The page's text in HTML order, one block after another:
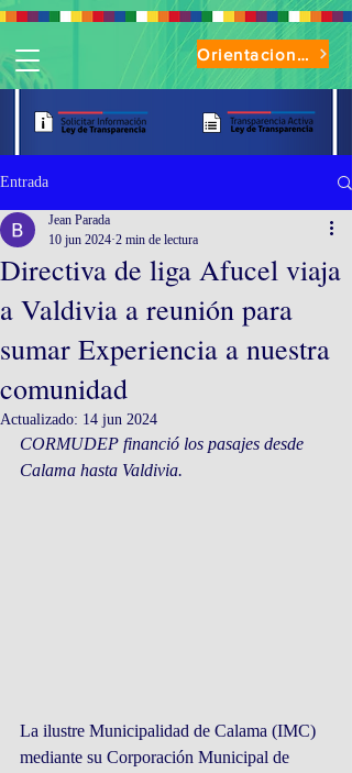
Orientaciones de Uso Parque Oasis
Entrada
Directiva de liga Afucel viaja
a Valdivia a reunión para
sumar Experiencia a nuestra
comunidad
Jean Parada
10 jun 2024 2 min de lectura
Actualizado: 14 jun 2024
CORMUDEP financió los pasajes desde
Calama hasta Valdivia.
La ilustre Municipalidad de Calama (IMC)
mediante su Corporación Municipal de